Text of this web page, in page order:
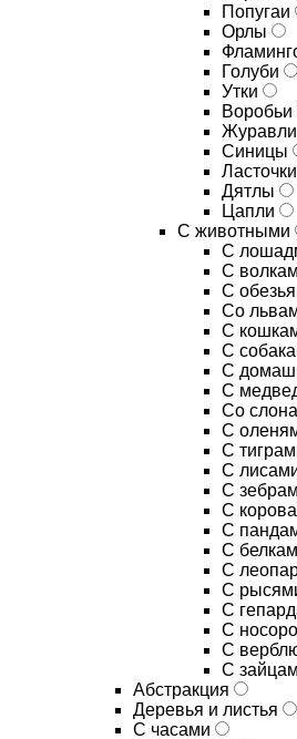
Попугаи
Орлы
Голуби
Утки
Воробьи
Журавли
Синицы
Ласточки
Дятлы
Цапли
С животными
С
С
С
Со
С
С
С
С
Со
С
С
С
С
С
С
С
С
С
С
С
С
С
Абстракция
Деревья и листья
С часами